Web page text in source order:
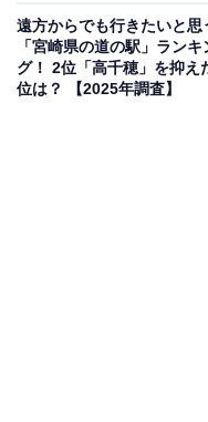
ら海産物や特産品を味
度に体験できる場所だ
った声が集まりました。
遠方からでも行きたいと思
「宮崎県の道の駅」ランキ
グ！ 2位「高千穂」を抑え
位は？ 【2025年調査】